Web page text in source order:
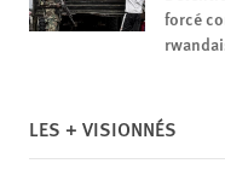
forcé
LES + VISIONNÉS